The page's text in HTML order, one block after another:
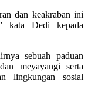
dan keakraban ini
kata Dedi kepada
sebuah paduan
meyayangi serta
lingkungan sosial